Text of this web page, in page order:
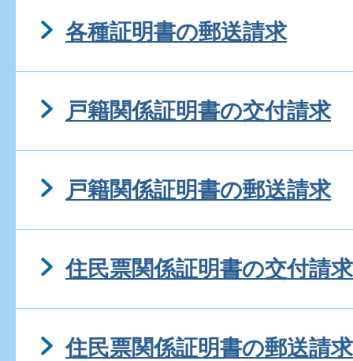
各種証明書の郵送請求
戸籍関係証明書の交付請求
戸籍関係証明書の郵送請求
住民票関係証明書の交付請求
住民票関係証明書の郵送請求